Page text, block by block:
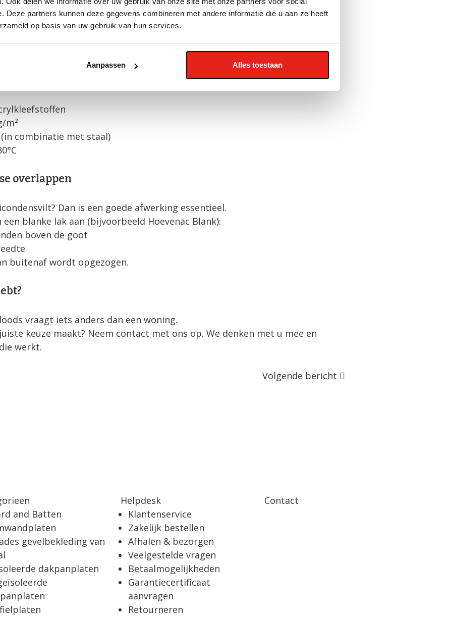
Deze partners kunnen deze gegevens combineren met andere informatie die u aan ze heeft
op basis van uw gebruik van hun services.
Aanpassen Alles toestaan
isolatie en goederen
onderhoud
m²
(in combinatie met staal)
overlappen
Dan is een goede afwerking essentieel.
blanke lak aan (bijvoorbeeld Hoevenac Blank):
boven de goot
buitenaf wordt opgezogen.
vraagt iets anders dan een woning.
keuze maakt? Neem contact met ons op. We denken met u mee en
werkt.
Volgende bericht
and Batten
gevelbekleding van
dakpanplaten
Helpdesk
Klantenservice
Zakelijk bestellen
Afhalen & bezorgen
Veelgestelde vragen
Betaalmogelijkheden
Garantiecertificaat
aanvragen
Retourneren
Contact